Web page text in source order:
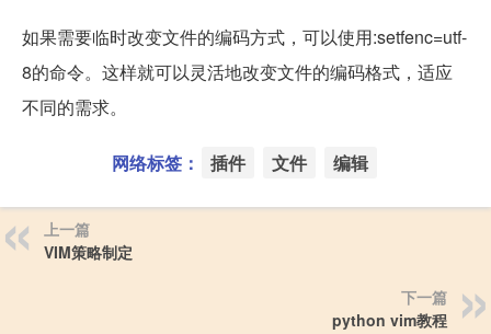
如果需要临时改变文件的编码方式，可以使用:setfenc=utf-
8的命令。这样就可以灵活地改变文件的编码格式，适应
不同的需求。
网络标签： 插件 文件 编辑
上一篇
VIM策略制定
下一篇
python vim教程